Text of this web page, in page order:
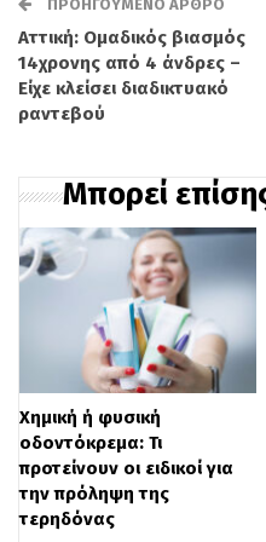
Η υπηρεσία για
Εθνών ανέφερε πως
μπορούσε να
κατανάλωσης των
συμβάλλουν σε
διαβήτης και
και στην αύξηση
εποχή όπου η
μειώνεται δραστικά
ΠΡΟΗΓΟΎΜΕΝΟ ΆΡΘΡΟ
Αττική: Ομαδικός βιασμός
14χρονης από 4 άνδρες –
Είχε κλείσει διαδικτυακό
ραντεβού
Μπορεί
Χημική ή φυσική
οδοντόκρεμα: Τι
προτείνουν οι ειδικοί για
την πρόληψη της
τερηδόνας